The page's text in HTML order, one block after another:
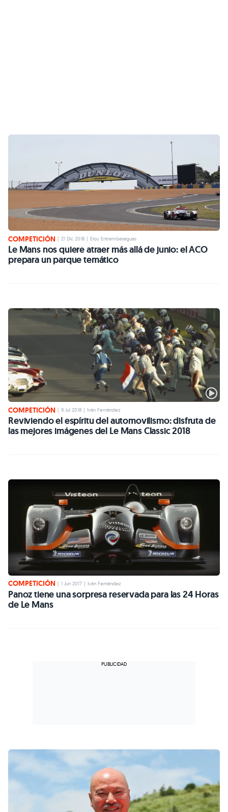
COMPETICIÓN 21 Dic 2018 Eloy Entrambasaguas
Le Mans nos quiere atraer más allá de junio: el ACO
prepara un parque temático
COMPETICIÓN 9 Jul 2018 Iván Fernández
Reviviendo el espíritu del automovilismo: disfruta de
las mejores imágenes del Le Mans Classic 2018
COMPETICIÓN | 1 Jun 2017 | Iván Fernández
Panoz tiene una sorpresa reservada para las 24 Horas
de Le Mans